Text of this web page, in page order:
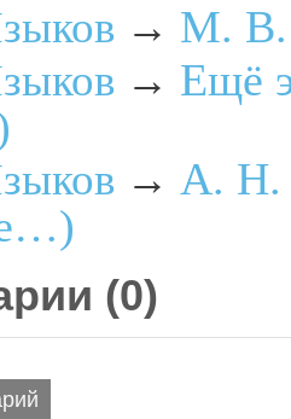
→ М. В.
→ Ещё
→ А. Н.
(0)